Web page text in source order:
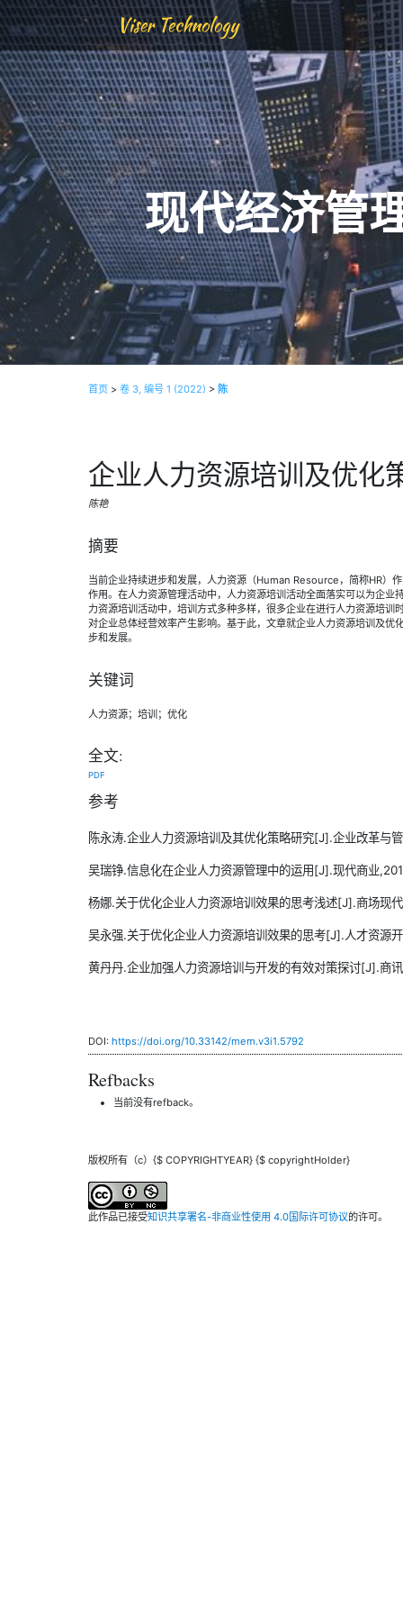
Viser Technology
现代经济管
首页 > 卷 3, 编号 1 (2022) > 陈
企业人力资源培训及优化
陈艳
摘要
当前企业持续进步和发展，人力资源（Human Resource，简称HR）
作用。在人力资源管理活动中，人力资源培训活动全面落实可以为企业
力资源培训活动中，培训方式多种多样，很多企业在进行人力资源培
对企业总体经营效率产生影响。基于此，文章就企业人力资源培训及优
步和发展。
关键词
人力资源；培训；优化
全文:
PDF
参考
陈永涛.企业人力资源培训及其优化策略研究[J].企业改革
吴瑞铮.信息化在企业人力资源管理中的运用[J].现代商业
杨娜.关于优化企业人力资源培训效果的思考浅述[J].商场现
吴永强.关于优化企业人力资源培训效果的思考[J].人才资源
黄丹丹.企业加强人力资源培训与开发的有效对策探讨[J].商
DOI: https://doi.org/10.33142/mem.v3i1.5792
Refbacks
当前没有refback。
版权所有（c）{$ COPYRIGHTYEAR} {$ copyrightHolder}
此作品已接受知识共享署名-非商业性使用 4.0国际许可协议的许可。